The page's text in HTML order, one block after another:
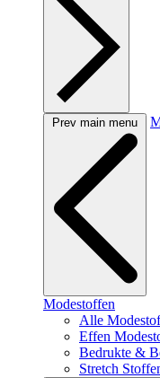
Prev main menu
Modestoffen
Alle
Effen
Bedrukte &
Stretch